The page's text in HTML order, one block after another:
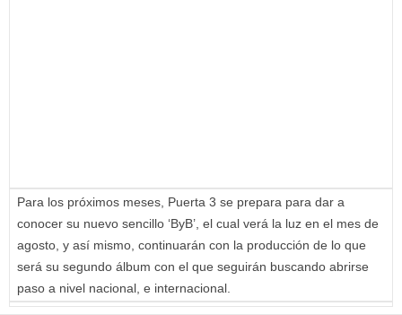
Para los próximos meses, Puerta 3 se prepara para dar a
conocer su nuevo sencillo ‘ByB’, el cual verá la luz en el mes de
agosto, y así mismo, continuarán con la producción de lo que
será su segundo álbum con el que seguirán buscando abrirse
paso a nivel nacional, e internacional.